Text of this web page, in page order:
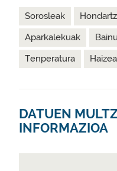
Sorosleak
Aparkalekuak
Tenperatura
Haizea
DATUEN
INFORMAZIOA